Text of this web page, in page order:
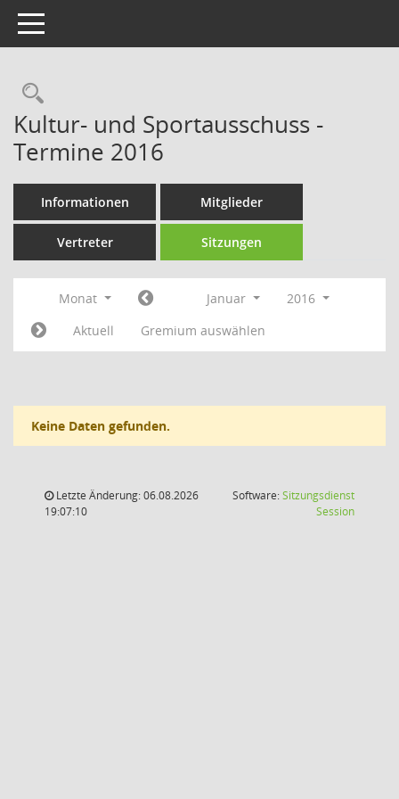
Toggle navigation
Rechercheauswahl
Kultur- und Sportausschuss -
Termine 2016
Informationen Mitglieder
Vertreter Sitzungen
Monat Januar
2016
Aktuell
Gremium auswählen
Keine Daten gefunden.
Letzte Änderung: 06.08.2026
19:07:10
Software:Sitzungsdienst
Session(Wird in